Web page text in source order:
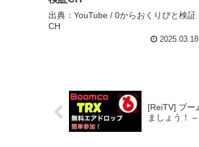
出典：YouTube / 0からおくりびと検証
CH
2025.03.18
[ReiTV] ブー
ましょう！